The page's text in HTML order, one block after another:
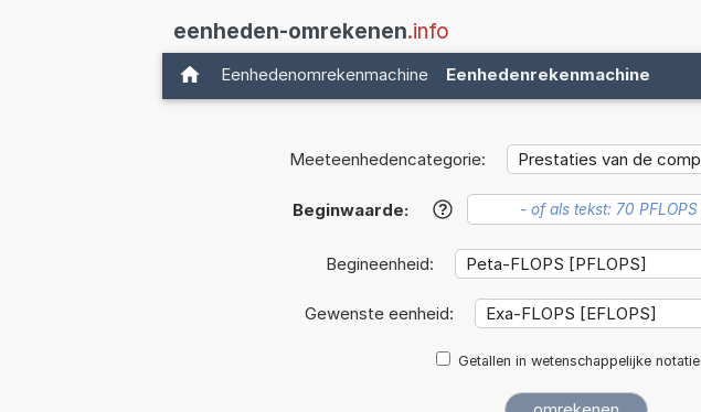
eenheden-omrekenen.info
Eenhedenomrekenmachine Eenhedenrekenmachine
Meeteenhedencategorie:
Beginwaarde: ?
Begineenheid:
Gewenste eenheid:
Getallen in wetenschappelijke notatie